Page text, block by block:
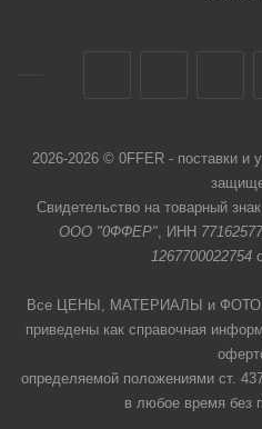
2026-2026 © 0FFER - поставки и
Свидетельство на товарный
ООО "0ФФЕР", ИНН
1267700022754
Все ЦЕНЫ, МАТЕРИАЛЫ и
приведены как справочная
определяемой положениями ст.
в любое время без